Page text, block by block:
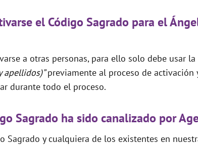
el Código Sagrado para el
a otras personas, para ello solo debe usar
apellidos)”previamente al proceso de activación
durante todo el proceso.
Sagrado ha sido canalizado por
Sagrado y cualquiera de los existentes en